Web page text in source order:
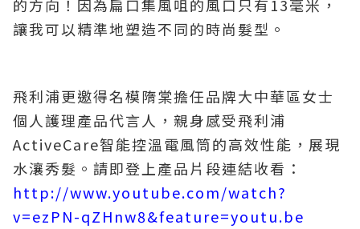
的方向！因為扁口集風咀的風口只有13毫米，
讓我可以精準地塑造不同的時尚髮型。
飛利浦更邀得名模隋棠擔任品牌大中華區女士
個人護理產品代言人，親身感受飛利浦
ActiveCare智能控溫電風筒的高效性能，展現
水瀼秀髮。請即登上產品片段連結收看：
http://www.youtube.com/watch?
v=ezPN-qZHnw8&feature=youtu.be